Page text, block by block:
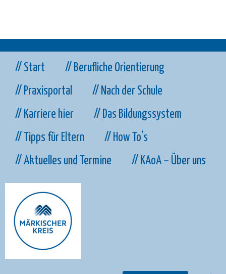
// Start
// Berufliche Orientierung
// Praxisportal
// Nach der Schule
// Karriere hier
// Das Bildungssystem
// Tipps für Eltern
// How To’s
// Aktuelles und Termine
// KAoA – Über uns